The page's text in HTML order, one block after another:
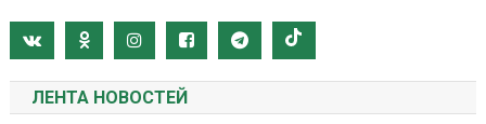
ЛЕНТА НОВОСТЕЙ